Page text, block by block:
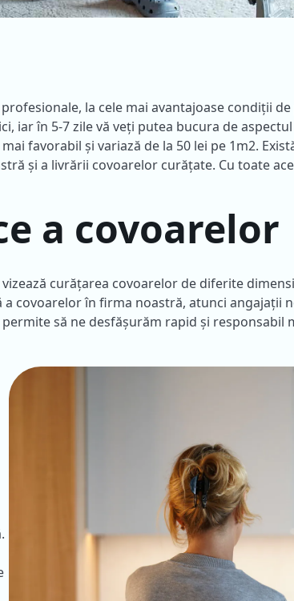
la cele mai avantajoase condiții
iar în 5-7 zile vă veți putea bucura de
favorabil și variază de la 50 lei pe 1m2.
și a livrării covoarelor curățate. Cu toate
a covoarelor
curățarea covoarelor de diferite
covoarelor în firma noastră, atunci angajații
să ne desfășurăm rapid și responsabil